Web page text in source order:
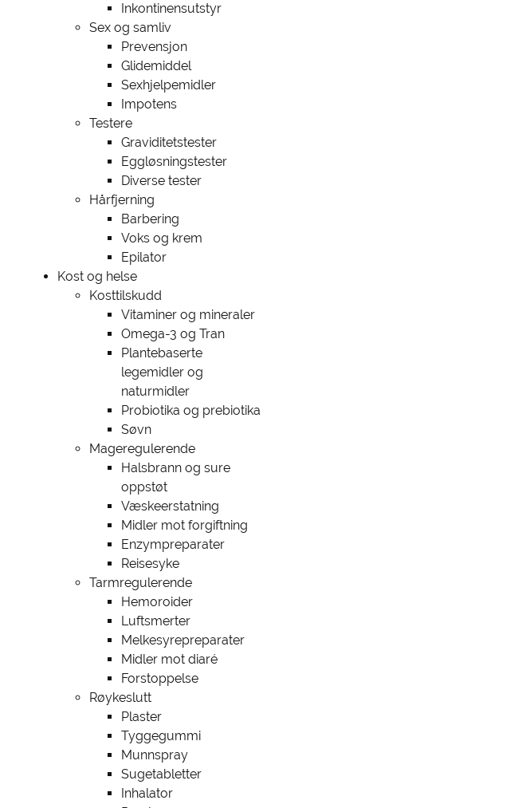
Inkontinensutstyr
Sex og samliv
Prevensjon
Glidemiddel
Sexhjelpemidler
Impotens
Testere
Graviditetstester
Eggløsningstester
Diverse tester
Hårfjerning
Barbering
Voks og krem
Epilator
Kost og helse
Kosttilskudd
Vitaminer og mineraler
Omega-3 og Tran
Plantebaserte
legemidler og
naturmidler
Probiotika og prebiotika
Søvn
Mageregulerende
Halsbrann og sure
oppstøt
Væskeerstatning
Midler mot forgiftning
Enzympreparater
Reisesyke
Tarmregulerende
Hemoroider
Luftsmerter
Melkesyrepreparater
Midler mot diaré
Forstoppelse
Røykeslutt
Plaster
Tyggegummi
Munnspray
Sugetabletter
Inhalator